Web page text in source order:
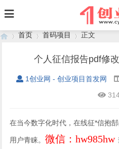
首页
›
首码项目
›
正文
个人征信报告pdf修
1创业网 - 创业项目首发网
在当今数字化时代，在线征*信抱
用户青睐。微信：hw985hw